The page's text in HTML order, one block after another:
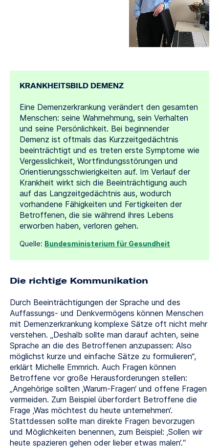
KRANKHEITSBILD DEMENZ
Eine Demenzerkrankung verändert den gesamten
Menschen: seine Wahrnehmung, sein Verhalten
und seine Persönlichkeit. Bei beginnender
Demenz ist oftmals das Kurzzeitgedächtnis
beeinträchtigt und es treten erste Symptome wie
Vergesslichkeit, Wortfindungsstörungen und
Orientierungsschwierigkeiten auf. Im Verlauf der
Krankheit wirkt sich die Beeinträchtigung auch
auf das Langzeitgedächtnis aus, wodurch
vorhandene Fähigkeiten und Fertigkeiten der
Betroffenen, die sie während ihres Lebens
erworben haben, verloren gehen.
Quelle: Bundesministerium für Gesundheit
Die richtige Kommunikation
Durch Beeinträchtigungen der Sprache und des
Auffassungs- und Denkvermögens können Menschen
mit Demenzerkrankung komplexe Sätze oft nicht mehr
verstehen. „Deshalb sollte man darauf achten, seine
Sprache an die des Betroffenen anzupassen: Also
möglichst kurze und einfache Sätze zu formulieren“,
erklärt Michelle Emmrich. Auch Fragen können
Betroffene vor große Herausforderungen stellen:
„Angehörige sollten ‚Warum-Fragen‘ und offene Fragen
vermeiden. Zum Beispiel überfordert Betroffene die
Frage ‚Was möchtest du heute unternehmen‘.
Stattdessen sollte man direkte Fragen bevorzugen
und Möglichkeiten benennen, zum Beispiel: ‚Sollen wir
heute spazieren gehen oder lieber etwas malen‘.“